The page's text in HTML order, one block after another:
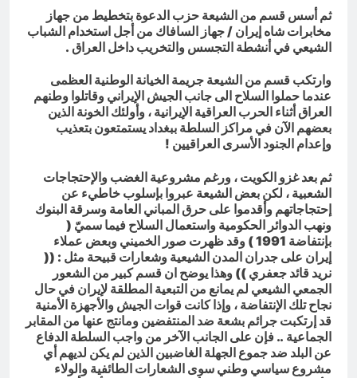
ثم أسس قسم من الشيعة حزب الدعوة بتخطيط من جهاز
مخابرات شاه إيران / جهاز السافاك من أجل استخدام الشباب
الشيعي في أنشطة التجسس والتخريب داخل العراق .
وارتكب قسم من الشيعة جريمة الخيانة الوطنية العظمى
عندما حملوا السلاح الى جانب الجيش الإيراني وقاتلوا وطنهم
العراق أثناء الحرب العراقية الإيرانية ، وأولئك الخونة الذين
بعضهم الآن في مراكز السلطة ببغداد يستمتعون بتعذيب
وإعدام الجنود الأسرى العراقيين !
ثم بعد غزو الكويت ، ورغم مشروعية الغضب والإحتجاجات
الشعبية ، لكن بعض الشيعة عبروا بإسلوب خاطيء عن
إحتجاجاتهم وأقدموا على حرق المباني العامة وسرقة البنوك
ونهب الدوائر الحكومية واستعمال السلاح فيما سميّ (
بإنتفاضة 1991 ) وقد ظهرت صور الخميني وبعض عملاء
إيران على جدران المدن الشيعية وشعارات قبيحة مثل : ((
نريد قائد جعفري )) وهذا يوضح ان قسم كبير من الشعور
الجمعي الشيعي لم يمانع من التبعية المطلقة لإيران في حال
نجاح تلك الإنتفاضة ، وإذا كانت قوات الجيش والأجهزة الأمنية
قد إرتكبت جرائم بشعة ضد المنتفضين ومانتج عنها من المقابر
الجماعية .. فإن على الجانب الآخر من واجب السلطة الدفاع
عن البلد ضد جموع الجهلة الغاضبين الذين لم يكن لديهم أي
مشروع سياسي وطني سوى الشعارات الطائفية والولاء